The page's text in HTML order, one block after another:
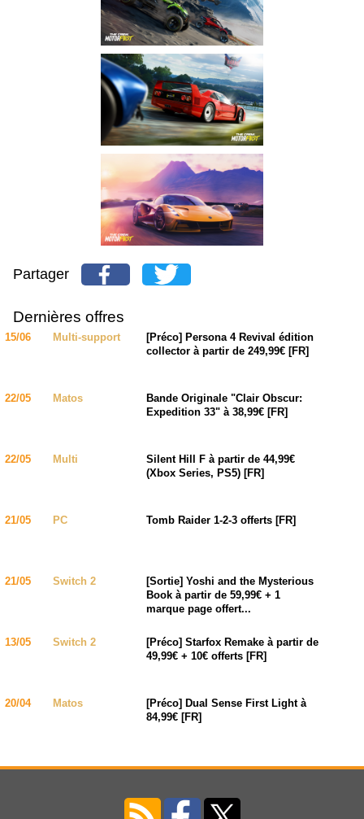
Partager
Dernières offres
15/06 Multi-support
[Préco] Persona 4 Revival édition
collector à partir de 249,99€ [FR]
22/05 Matos
Bande Originale "Clair Obscur:
Expedition 33" à 38,99€ [FR]
22/05 Multi
Silent Hill F à partir de 44,99€
(Xbox Series, PS5) [FR]
21/05 PC Tomb Raider 1-2-3 offerts [FR]
21/05 Switch 2
[Sortie] Yoshi and the Mysterious
Book à partir de 59,99€ + 1
marque page offert...
13/05 Switch 2
[Préco] Starfox Remake à partir de
49,99€ + 10€ offerts [FR]
20/04 Matos
[Préco] Dual Sense First Light à
84,99€ [FR]